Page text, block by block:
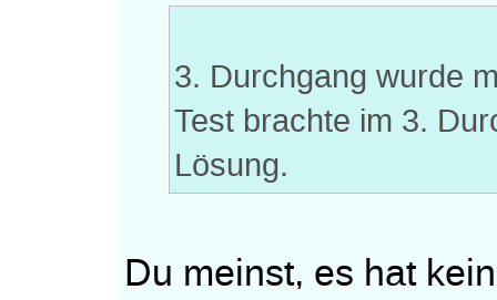
3. Durchgang wurde
Test brachte im 3.
Lösung.
Du meinst, es hat